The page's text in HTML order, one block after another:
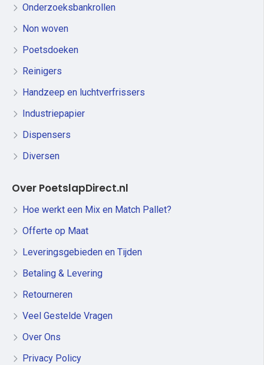
Onderzoeksbankrollen
Non woven
Poetsdoeken
Reinigers
Handzeep en luchtverfrissers
Industriepapier
Dispensers
Diversen
Over PoetslapDirect.nl
Hoe werkt een Mix en Match Pallet?
Offerte op Maat
Leveringsgebieden en Tijden
Betaling & Levering
Retourneren
Veel Gestelde Vragen
Over Ons
Privacy Policy